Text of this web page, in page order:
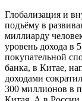
Глобализация и
подъёму в
миллиарду
уровень дохода в 5
покупательной
банка, в Китае,
доходами
300 миллионов в